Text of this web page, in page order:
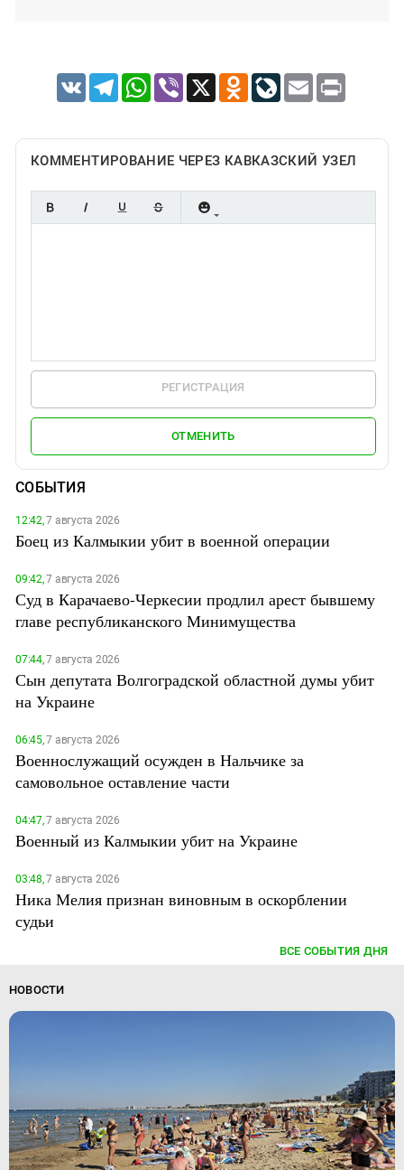
VK TelegramWhatsApp
Viber X Odnoklassniki
LiveJournal
Email Print
КОММЕНТИРОВАНИЕ ЧЕРЕЗ КАВКАЗСКИЙ УЗЕЛ
РЕГИСТРАЦИЯ
ОТМЕНИТЬ
СОБЫТИЯ
12:42,7 августа 2026
Боец из Калмыкии убит в военной операции
09:42,7 августа 2026
Суд в Карачаево-Черкесии продлил арест бывшему
главе республиканского Минимущества
07:44,7 августа 2026
Сын депутата Волгоградской областной думы убит
на Украине
06:45,7 августа 2026
Военнослужащий осужден в Нальчике за
самовольное оставление части
04:47,7 августа 2026
Военный из Калмыкии убит на Украине
03:48,7 августа 2026
Ника Мелия признан виновным в оскорблении
судьи
ВСЕ СОБЫТИЯ ДНЯ
НОВОСТИ